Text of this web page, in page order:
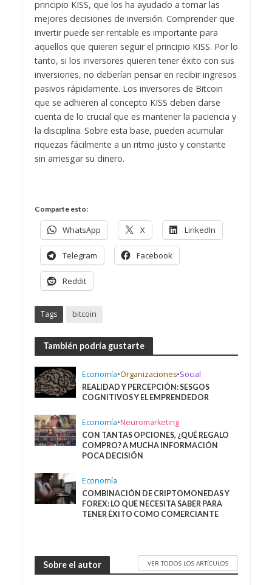
principio KISS, que los ha ayudado a tomar las
mejores decisiones de inversión. Comprender que
invertir puede ser rentable es importante para
aquellos que quieren seguir el principio KISS. Por lo
tanto, si los inversores quieren tener éxito con sus
inversiones, no deberían pensar en recibir ingresos
pasivos rápidamente. Los inversores de Bitcoin
que se adhieren al concepto KISS deben darse
cuenta de lo crucial que es mantener la paciencia y
la disciplina. Sobre esta base, pueden acumular
riquezas fácilmente a un ritmo justo y constante
sin arriesgar su dinero.
Comparte esto:
WhatsApp X LinkedIn
Telegram Facebook
Reddit
Tags bitcoin
También podría gustarte
Economía•Organizaciones•Social
REALIDAD Y PERCEPCIÓN: SESGOS
COGNITIVOS Y EL EMPRENDEDOR
Economía•Neuromarketing
CON TANTAS OPCIONES, ¿QUÉ REGALO
COMPRO? A MUCHA INFORMACIÓN
POCA DECISIÓN
Economía
COMBINACIÓN DE CRIPTOMONEDAS Y
FOREX: LO QUE NECESITA SABER PARA
TENER ÉXITO COMO COMERCIANTE
Sobre el autor VER TODOS LOS ARTÍCULOS